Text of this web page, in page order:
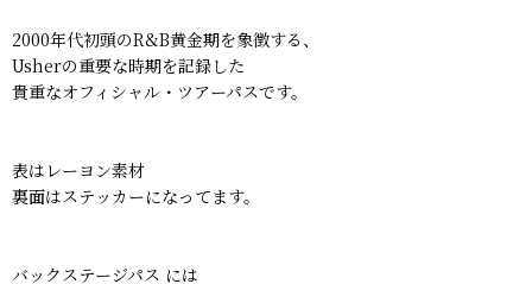
2000年代初頭のR&B黄金期を象徴する、
Usherの重要な時期を記録した
貴重なオフィシャル・ツアーパスです。
表はレーヨン素材
裏面はステッカーになってます。
バックステージパス には